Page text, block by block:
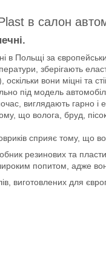
в салон
в Польщі за
зберігають
вони міцні та
під модель
виглядають гарно і
що волога, бруд,
сприяє тому, що
резинових та
попитом, адже вони
виготовлених для